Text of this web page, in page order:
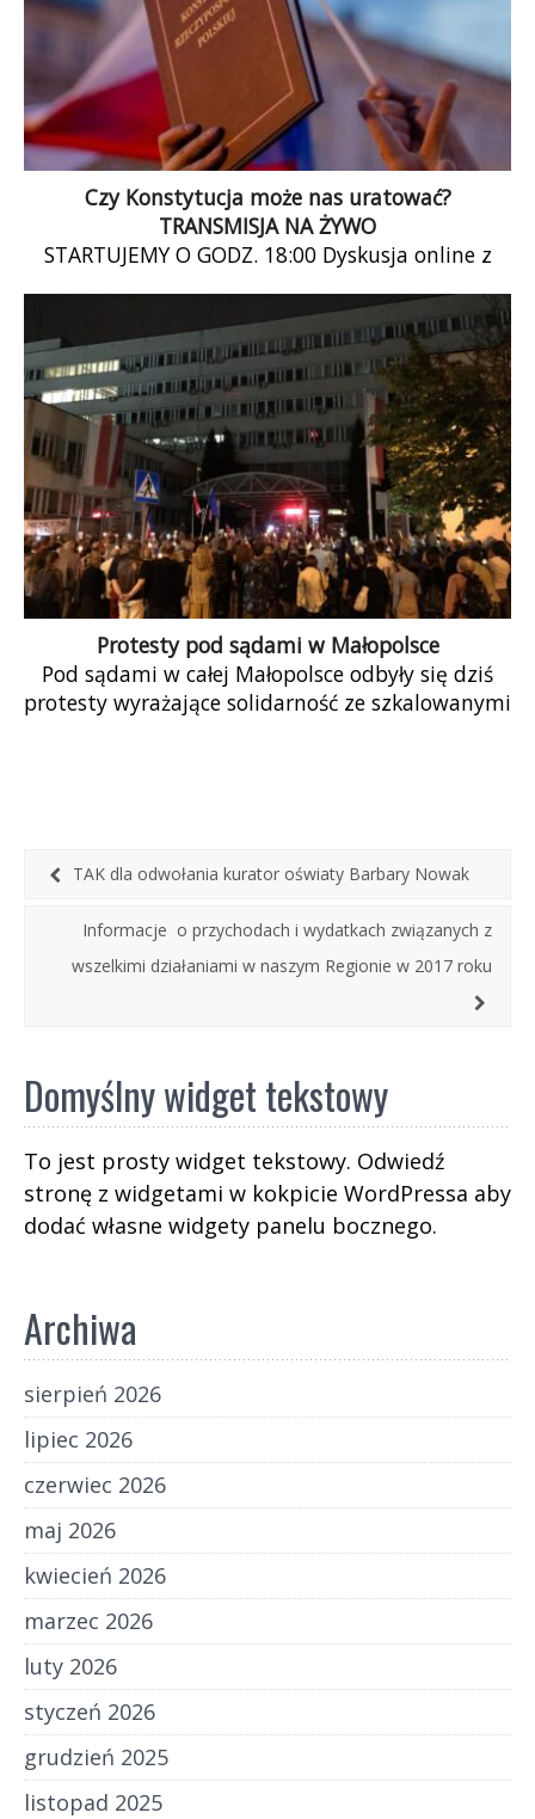
Czy Konstytucja może nas uratować?
TRANSMISJA NA ŻYWO
STARTUJEMY O GODZ. 18:00 Dyskusja online z
Sylwii Gregorczyk-Abram (Wolne Sądy)prof.
Andrzeja Zolla prowadzi: prof. […]
Protesty pod sądami w Małopolsce
Pod sądami w całej Małopolsce odbyły się dziś
protesty wyrażające solidarność ze szkalowanymi
TAK dla odwołania kurator oświaty Barbary Nowak
Informacje o przychodach i wydatkach związanych z
wszelkimi działaniami w naszym Regionie w 2017 roku
Domyślny widget tekstowy
To jest prosty widget tekstowy. Odwiedź
stronę z widgetami w kokpicie WordPressa aby
dodać własne widgety panelu bocznego.
Archiwa
sierpień 2026
lipiec 2026
czerwiec 2026
maj 2026
kwiecień 2026
marzec 2026
luty 2026
styczeń 2026
grudzień 2025
listopad 2025